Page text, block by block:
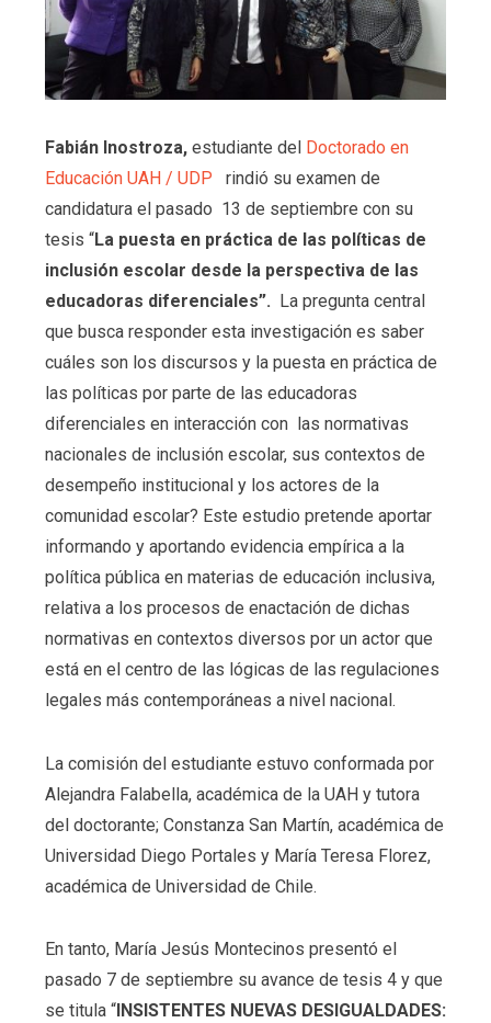
Fabián Inostroza, estudiante del Doctorado en
Educación UAH / UDP
rindió su examen de
candidatura el pasado 13 de septiembre con su
tesis “La puesta en práctica de las políticas de
inclusión escolar desde la perspectiva de las
educadoras diferenciales”. La pregunta central
que busca responder esta investigación es saber
cuáles son los discursos y la puesta en práctica de
las políticas por parte de las educadoras
diferenciales en interacción con las normativas
nacionales de inclusión escolar, sus contextos de
desempeño institucional y los actores de la
comunidad escolar? Este estudio pretende aportar
informando y aportando evidencia empírica a la
política pública en materias de educación inclusiva,
relativa a los procesos de enactación de dichas
normativas en contextos diversos por un actor que
está en el centro de las lógicas de las regulaciones
legales más contemporáneas a nivel nacional.
La comisión del estudiante estuvo conformada por
Alejandra Falabella, académica de la UAH y tutora
del doctorante; Constanza San Martín, académica de
Universidad Diego Portales y María Teresa Florez,
académica de Universidad de Chile.
En tanto, María Jesús Montecinos presentó el
pasado 7 de septiembre su avance de tesis 4 y que
se titula “INSISTENTES NUEVAS DESIGUALDADES: